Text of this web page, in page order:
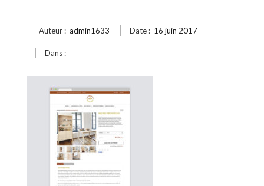
Auteur : admin1633 Date : 16 juin 2017
Dans :